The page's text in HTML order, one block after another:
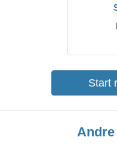
Start